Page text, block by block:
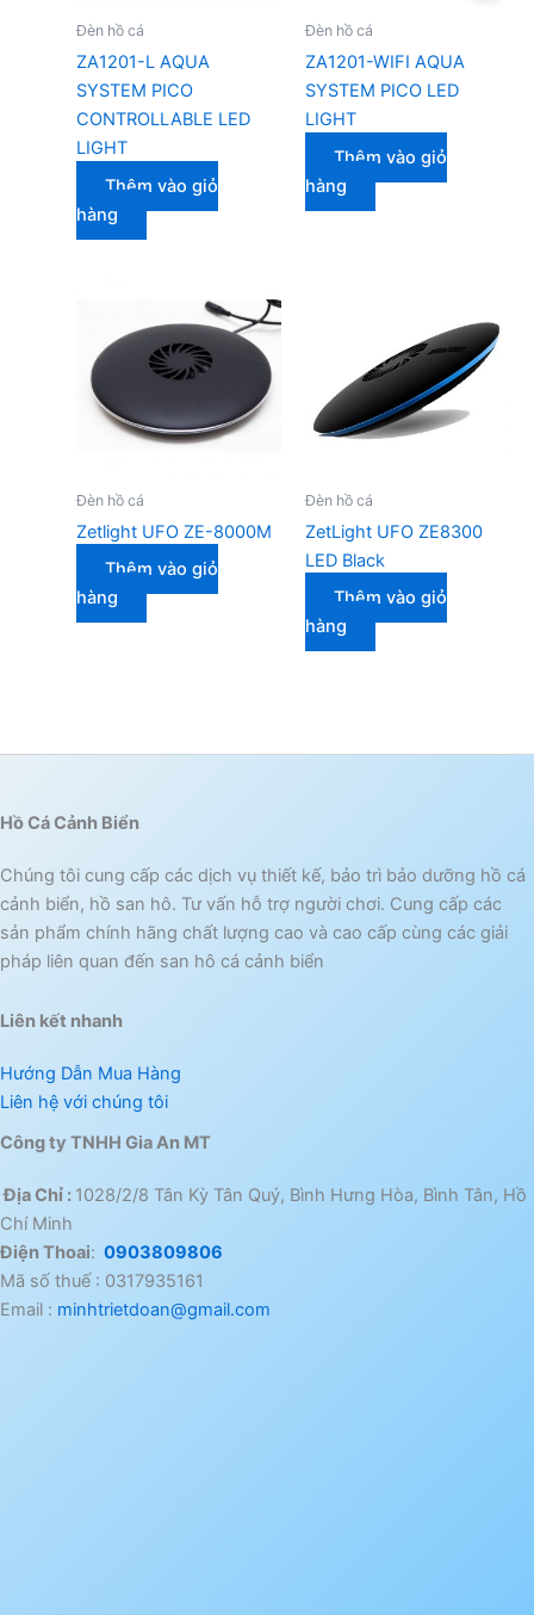
Đèn hồ cá
ZA1201-L AQUA
SYSTEM PICO
CONTROLLABLE LED
LIGHT
Thêm vào giỏ
hàng
Đèn hồ cá
ZA1201-WIFI AQUA
SYSTEM PICO LED
LIGHT
Thêm vào giỏ
hàng
Đèn hồ cá
Zetlight UFO ZE-8000M
Thêm vào giỏ
hàng
Đèn hồ cá
ZetLight UFO ZE8300
LED Black
Thêm vào giỏ
hàng
Hồ Cá Cảnh Biển
Chúng tôi cung cấp các dịch vụ thiết kế, bảo trì bảo dưỡng hồ cá
cảnh biển, hồ san hô. Tư vấn hỗ trợ người chơi. Cung cấp các
sản phẩm chính hãng chất lượng cao và cao cấp cùng các giải
pháp liên quan đến san hô cá cảnh biển
Liên kết nhanh
Hướng Dẫn Mua Hàng
Liên hệ với chúng tôi
Công ty TNHH Gia An MT
Địa Chỉ : 1028/2/8 Tân Kỳ Tân Quý, Bình Hưng Hòa, Bình Tân, Hồ
Chí Minh
Điện Thoai: 0903809806
Mã số thuế : 0317935161
Email : minhtrietdoan@gmail.com